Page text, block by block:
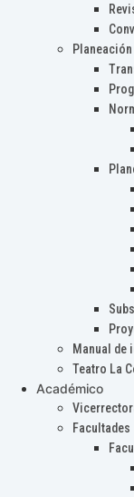
Manual de
Teatro La
Académico
Facultades